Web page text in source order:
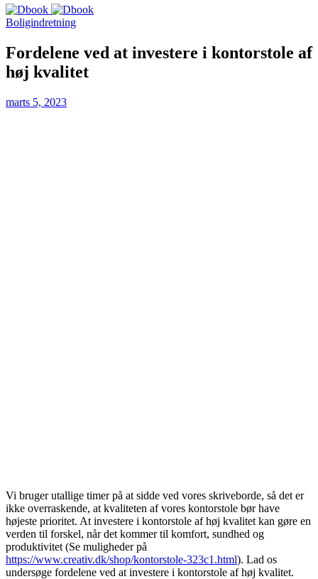
Boligindretning
Fordelene ved at investere i kontorstole af
høj kvalitet
marts 5, 2023
Vi bruger utallige timer på at sidde ved vores skriveborde, så det er
ikke overraskende, at kvaliteten af vores kontorstole bør have
højeste prioritet. At investere i kontorstole af høj kvalitet kan gøre en
verden til forskel, når det kommer til komfort, sundhed og
produktivitet (Se muligheder på
https://www.creativ.dk/shop/kontorstole-323c1.html). Lad os
undersøge fordelene ved at investere i kontorstole af høj kvalitet.